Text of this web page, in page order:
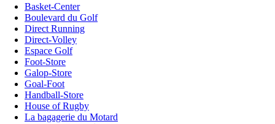
Basket-Center
Boulevard du Golf
Direct Running
Direct-Volley
Espace Golf
Foot-Store
Galop-Store
Goal-Foot
Handball-Store
House of Rugby
La bagagerie du Motard